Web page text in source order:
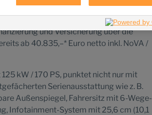
42.490,–* Euro netto / 49.690,–** Euro
können sich zudem den
und Versicherung über die
ab 40.835,–* Euro netto inkl. NoVA /
kW / 170 PS, punktet nicht nur mit
Serienausstattung wie z. B.
Außenspiegel, Fahrersitz mit 6-Wege-
Infotainment-System mit 25,6 cm (10,1